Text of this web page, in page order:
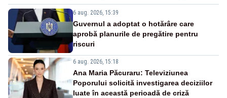
6 aug. 2026, 15:39
Guvernul a adoptat o hotărâre care
aprobă planurile de pregătire pentru
riscuri
6 aug. 2026, 15:18
Ana Maria Păcuraru: Televiziunea
Poporului solicită investigarea deciziilor
luate în această perioadă de criză